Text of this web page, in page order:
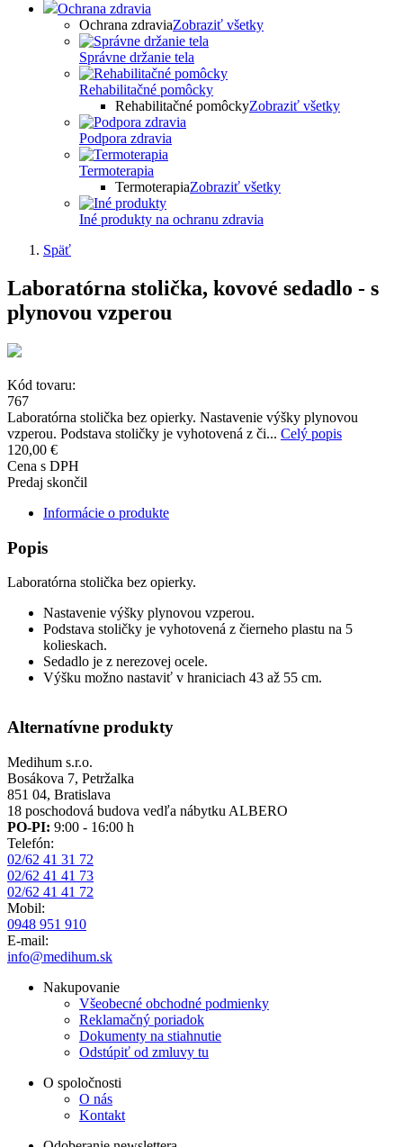
Ochrana zdravia
Ochrana zdraviaZobraziť všetky
Správne držanie tela
Rehabilitačné pomôcky
Rehabilitačné pomôckyZobraziť všetky
Podpora zdravia
Termoterapia
TermoterapiaZobraziť všetky
Iné produkty na ochranu zdravia
Späť
Laboratórna stolička, kovové sedadlo - s
plynovou vzperou
Kód tovaru:
767
Laboratórna stolička bez opierky. Nastavenie výšky plynovou
vzperou. Podstava stoličky je vyhotovená z či... Celý popis
120,00 €
Cena s DPH
Predaj skončil
Informácie o produkte
Popis
Laboratórna stolička bez opierky.
Nastavenie výšky plynovou vzperou.
Podstava stoličky je vyhotovená z čierneho plastu na 5
kolieskach.
Sedadlo je z nerezovej ocele.
Výšku možno nastaviť v hraniciach 43 až 55 cm.
Alternatívne produkty
Medihum s.r.o.
Bosákova 7, Petržalka
851 04, Bratislava
18 poschodová budova vedľa nábytku ALBERO
PO-PI: 9:00 - 16:00 h
Telefón:
02/62 41 31 72
02/62 41 41 73
02/62 41 41 72
Mobil:
0948 951 910
E-mail:
info@medihum.sk
Nakupovanie
Všeobecné obchodné podmienky
Reklamačný poriadok
Dokumenty na stiahnutie
Odstúpiť od zmluvy tu
O spoločnosti
O nás
Kontakt